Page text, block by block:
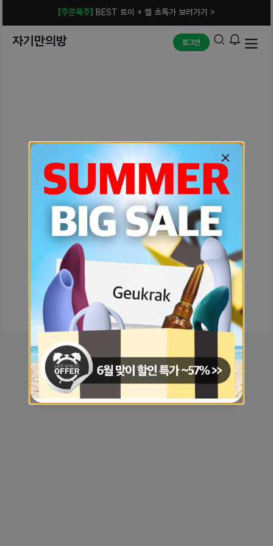
[주문폭주] BEST 토이 + 젤 초특가 보러가기 >
자기만의방 로그인
예상치 못한 에러입니다.